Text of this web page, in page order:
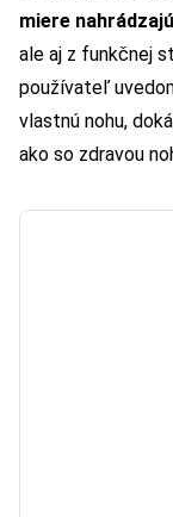
miere
ale aj z funkčnej
používateľ
vlastnú nohu,
ako so zdravou